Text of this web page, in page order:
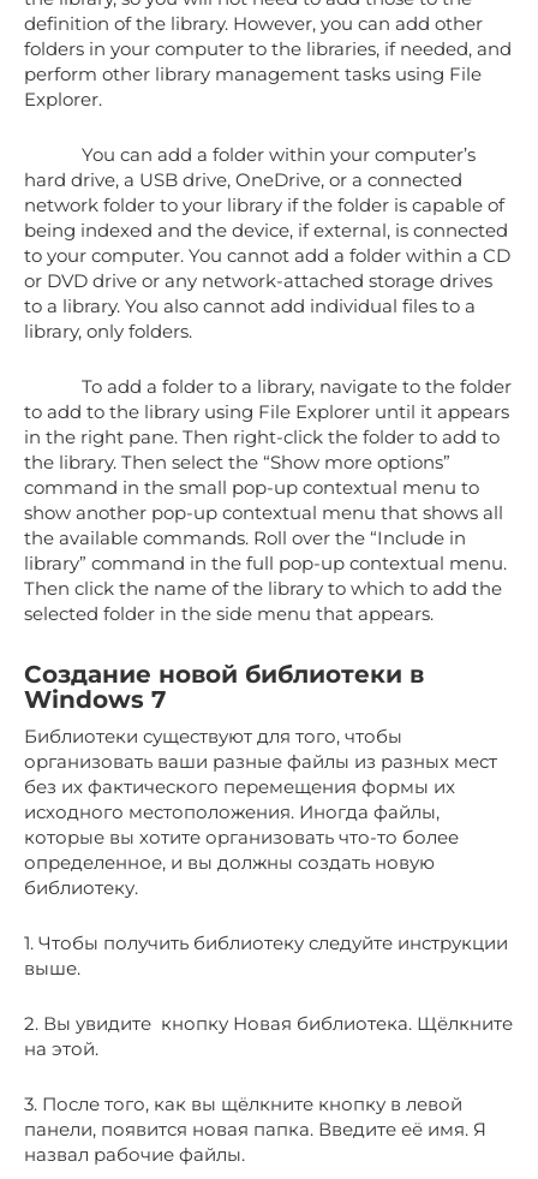
definition of the library. However, you can add other
folders in your computer to the libraries, if needed, and
perform other library management tasks using File
Explorer.
You can add a folder within your computer’s
hard drive, a USB drive, OneDrive, or a connected
network folder to your library if the folder is capable of
being indexed and the device, if external, is connected
to your computer. You cannot add a folder within a CD
or DVD drive or any network-attached storage drives
to a library. You also cannot add individual files to a
library, only folders.
To add a folder to a library, navigate to the folder
to add to the library using File Explorer until it appears
in the right pane. Then right-click the folder to add to
the library. Then select the “Show more options”
command in the small pop-up contextual menu to
show another pop-up contextual menu that shows all
the available commands. Roll over the “Include in
library” command in the full pop-up contextual menu.
Then click the name of the library to which to add the
selected folder in the side menu that appears.
Создание новой библиотеки в
Windows 7
Библиотеки существуют для того, чтобы
организовать ваши разные файлы из разных мест
без их фактического перемещения формы их
исходного местоположения. Иногда файлы,
которые вы хотите организовать что-то более
определенное, и вы должны создать новую
библиотеку.
1. Чтобы получить библиотеку следуйте инструкции
выше.
2. Вы увидите кнопку Новая библиотека. Щёлкните
на этой.
3. После того, как вы щёлкните кнопку в левой
панели, появится новая папка. Введите её имя. Я
назвал рабочие файлы.